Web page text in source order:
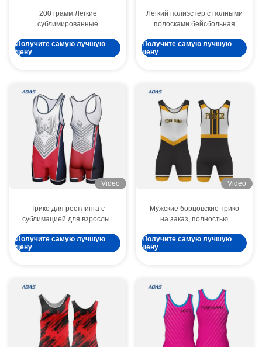
200 грамм Легкие
сублимированные
черная полосатая
Получите самую лучшую
цену
Легкий полиэстер с полными
полосками бейсбольная
сублимация флакировка
вышивка
Получите самую лучшую
цену
Video
Трико для рестлинга с
сублимацией для взрослых
мужчин
Получите самую лучшую
цену
Video
Мужские борцовские трико
на заказ, полностью
международное борцовское
Получите самую лучшую
цену